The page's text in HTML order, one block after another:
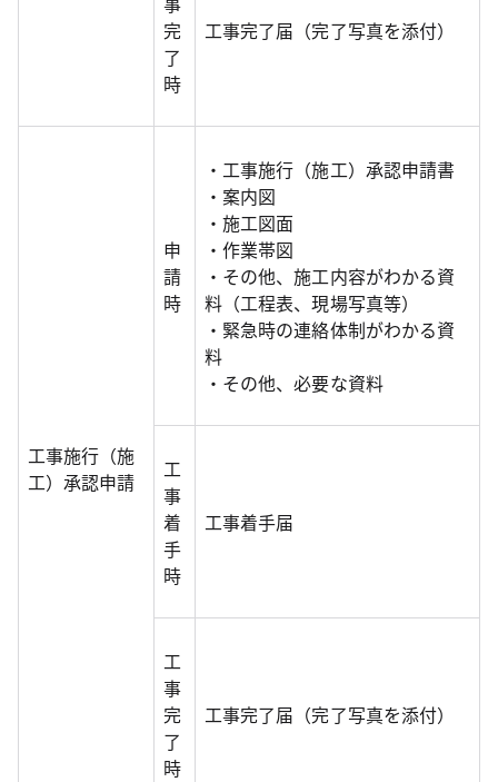
完
了
時
工事完了届（完了写真を添付）
工事施行（施
工）承認申請
申
請
時
・工事施行（施工）承認申請書
・案内図
・施工図面
・作業帯図
・その他、施工内容がわかる資
料（工程表、現場写真等）
・緊急時の連絡体制がわかる資
料
・その他、必要な資料
工
事
着
手
時
工事着手届
工
事
完
了
時
工事完了届（完了写真を添付）